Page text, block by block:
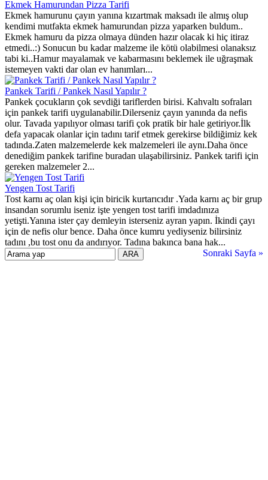
Ekmek Hamurundan Pizza Tarifi
Ekmek hamurunu çayın yanına kızartmak maksadı ile almış olup
kendimi mutfakta ekmek hamurundan pizza yaparken buldum..
Ekmek hamuru da pizza olmaya dünden hazır olacak ki hiç itiraz
etmedi..:) Sonucun bu kadar malzeme ile kötü olabilmesi olanaksız
tabi ki..Hamur mayalamak ve kabarmasını beklemek ile uğraşmak
istemeyen vakti dar olan ev hanımları...
Pankek Tarifi / Pankek Nasıl Yapılır ?
Pankek çocukların çok sevdiği tariflerden birisi. Kahvaltı sofraları
için pankek tarifi uygulanabilir.Dilerseniz çayın yanında da nefis
olur. Tavada yapılıyor olması tarifi çok pratik bir hale getiriyor.İlk
defa yapacak olanlar için tadını tarif etmek gerekirse bildiğimiz kek
tadında.Zaten malzemelerde kek malzemeleri ile aynı.Daha önce
denediğim pankek tarifine buradan ulaşabilirsiniz. Pankek tarifi için
gereken malzemeler 2...
Yengen Tost Tarifi
Tost karnı aç olan kişi için biricik kurtarıcıdır .Yada karnı aç bir grup
insandan sorumlu iseniz işte yengen tost tarifi imdadınıza
yetişti.Yanına ister çay demleyin isterseniz ayran yapın. İkindi çayı
için de nefis olur bence. Daha önce kumru yediyseniz bilirsiniz
tadını ,bu tost onu da andırıyor. Tadına bakınca bana hak...
Sonraki Sayfa »